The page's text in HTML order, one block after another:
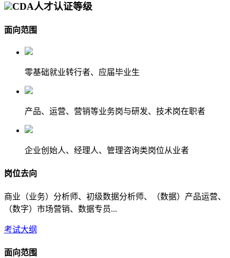
CDA人才认证等级
面向范围
零基础就业转行者、应届毕业生
产品、运营、营销等业务岗与研发、技术岗在职者
企业创始人、经理人、管理咨询类岗位从业者
岗位去向
商业（业务）分析师、初级数据分析师、（数据）产品运营、
（数字）市场营销、数据专员...
考试大纲
面向范围